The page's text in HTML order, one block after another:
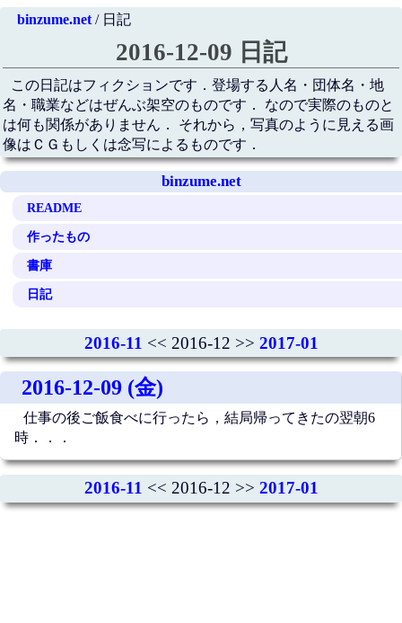
binzume.net/ 日記
2016-12-09 日記
この日記はフィクションです．登場する人名・団体名・地
名・職業などはぜんぶ架空のものです． なので実際のものと
は何も関係がありません． それから，写真のように見える画
像はＣＧもしくは念写によるものです．
binzume.net
README
作ったもの
書庫
日記
2016-11 << 2016-12 >> 2017-01
2016-12-09 (金)
仕事の後ご飯食べに行ったら，結局帰ってきたの翌朝6
時．．．
2016-11 << 2016-12 >> 2017-01